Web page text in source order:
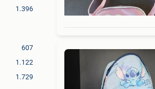
1.396
607
1.122
1.729